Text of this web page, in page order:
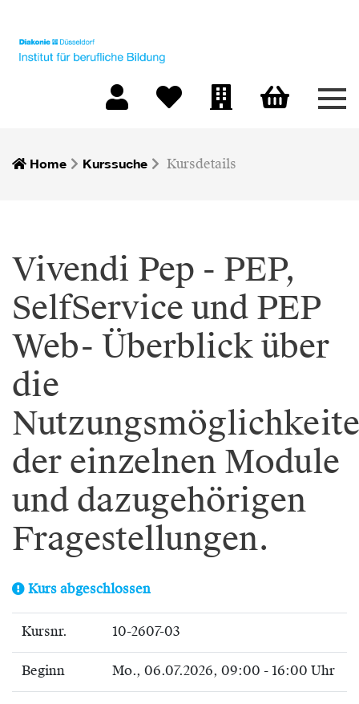
Home Kurssuche Kursdetails
Vivendi Pep - PEP,
SelfService und PEP
Web- Überblick über
die
der einzelnen Module
und dazugehörigen
Fragestellungen.
Kurs abgeschlossen
Kursnr. 10-2607-03
Beginn Mo., 06.07.2026, 09:00 - 16:00 Uhr